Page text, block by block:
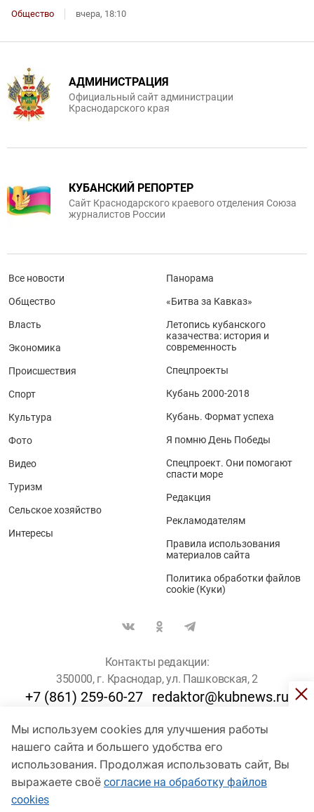
Общество вчера, 18:10
Мы используем cookies для улучшения работы
нашего сайта и большего удобства его
использования. Продолжая использовать сайт, Вы
выражаете своё согласие на обработку файлов
cookies
АДМИНИСТРАЦИЯ
Официальный сайт администрации
Краснодарского края
КУБАНСКИЙ РЕПОРТЕР
Сайт Краснодарского краевого отделения Союза
журналистов России
Все новости
Общество
Власть
Экономика
Происшествия
Спорт
Культура
Фото
Видео
Туризм
Сельское хозяйство
Интересы
Панорама
«Битва за Кавказ»
Летопись кубанского
казачества: история и
современность
Спецпроекты
Кубань 2000-2018
Кубань. Формат успеха
Я помню День Победы
Спецпроект. Они помогают
спасти море
Редакция
Рекламодателям
Правила использования
материалов сайта
Политика обработки файлов
cookie (Куки)
Контакты редакции:
350000, г. Краснодар, ул. Пашковская, 2
+7 (861) 259-60-27 redaktor@kubnews.ru
Для пользователей старше 16 лет
© Кубанские Новости, 2017
Сетевое издание «kubnews» зарегистрировано Федеральной
службой по надзору в сфере связи, информационных технологий
и массовых коммуникаций (Роскомнадзор). Регистрационный